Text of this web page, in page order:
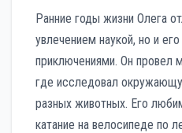
Ранние годы жизни Олега
увлечением наукой, но и
приключениями. Он провел
где исследовал
разных животных. Его
катание на велосипеде по